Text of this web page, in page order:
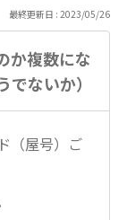
最終更新日 : 2023/05/26
か複数にな
ないか）
（屋号）ご